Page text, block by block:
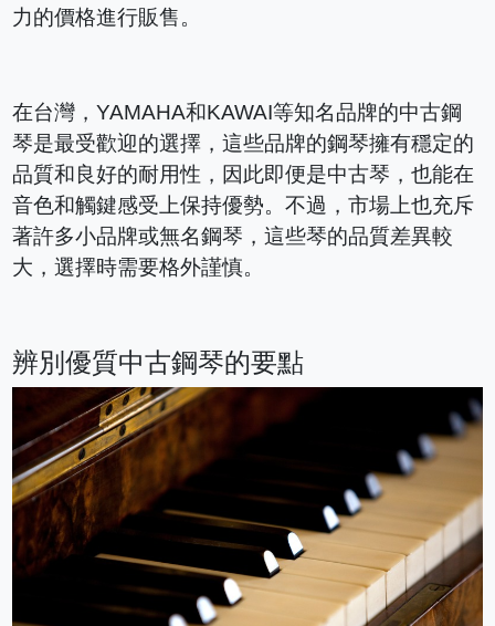
力的價格進行販售。
在台灣，YAMAHA和KAWAI等知名品牌的中古鋼
琴是最受歡迎的選擇，這些品牌的鋼琴擁有穩定的
品質和良好的耐用性，因此即便是中古琴，也能在
音色和觸鍵感受上保持優勢。不過，市場上也充斥
著許多小品牌或無名鋼琴，這些琴的品質差異較
大，選擇時需要格外謹慎。
辨別優質中古鋼琴的要點